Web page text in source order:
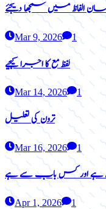
میں سمجھا دیجئے
Mar 9, 2026 1
لفظ مع کا اجرا کیجیے
Mar 14, 2026 1
ترون کی تعلیل
Mar 16, 2026 1
ہے اور کس باب سے ہے
Apr 1, 2026 1